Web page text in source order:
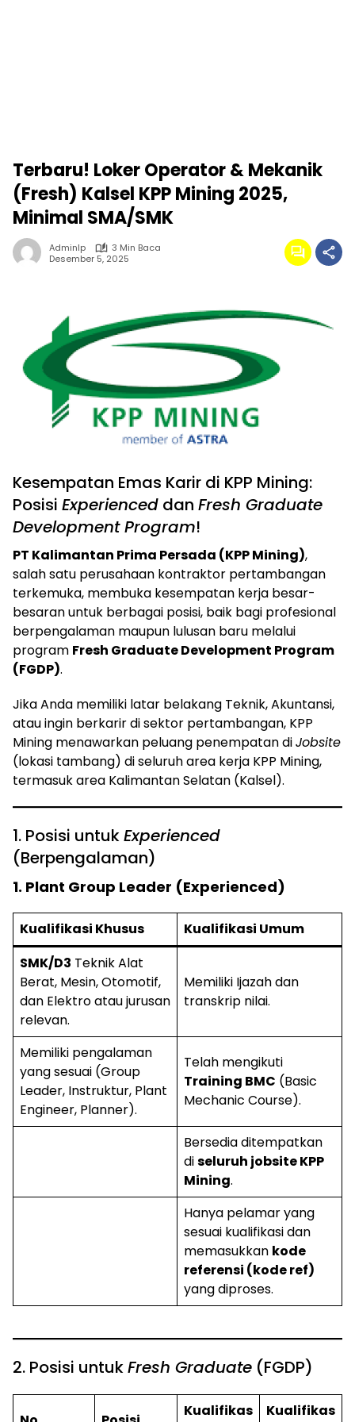
Terbaru! Loker Operator & Mekanik
(Fresh) Kalsel KPP Mining 2025,
Minimal SMA/SMK
Adminlp
3 Min Baca
Desember 5, 2025
Kesempatan Emas Karir di KPP Mining:
Posisi Experienced dan Fresh Graduate
Development Program!
PT Kalimantan Prima Persada (KPP Mining),
salah satu perusahaan kontraktor pertambangan
terkemuka, membuka kesempatan kerja besar-
besaran untuk berbagai posisi, baik bagi profesional
berpengalaman maupun lulusan baru melalui
program Fresh Graduate Development Program
(FGDP).
Jika Anda memiliki latar belakang Teknik, Akuntansi,
atau ingin berkarir di sektor pertambangan, KPP
Mining menawarkan peluang penempatan diJobsite
(lokasi tambang) di seluruh area kerja KPP Mining,
termasuk area Kalimantan Selatan (Kalsel).
1. Posisi untukExperienced
(Berpengalaman)
1. Plant Group Leader (Experienced)
Kualifikasi Khusus
Kualifikasi Umum
SMK/D3 Teknik Alat
Berat, Mesin, Otomotif,
dan Elektro atau jurusan
relevan.
Memiliki Ijazah dan
transkrip nilai.
Memiliki pengalaman
yang sesuai (Group
Leader, Instruktur, Plant
Engineer, Planner).
Telah mengikuti
Training BMC (Basic
Mechanic Course).
Bersedia ditempatkan
diseluruh jobsite KPP
Mining.
Hanya pelamar yang
sesuai kualifikasi dan
memasukkan kode
referensi (kode ref)
yang diproses.
2. Posisi untukFresh Graduate (FGDP)
Kualifikas
Kualifikas